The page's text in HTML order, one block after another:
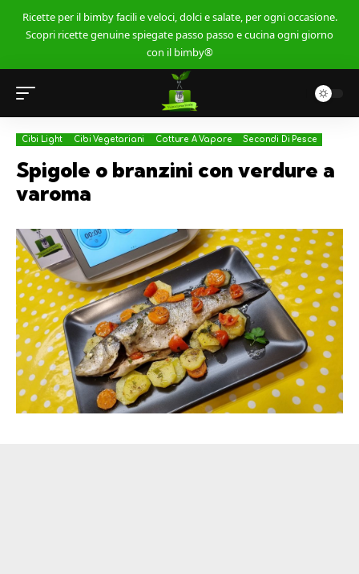
Ricette per il bimby facili e veloci, dolci e salate, per ogni occasione.
Scopri ricette genuine spiegate passo passo e cucina ogni giorno
con il bimby®
Cibi Light Cibi Vegetariani Cotture A Vapore Secondi Di Pesce
Spigole o branzini con verdure a
varoma